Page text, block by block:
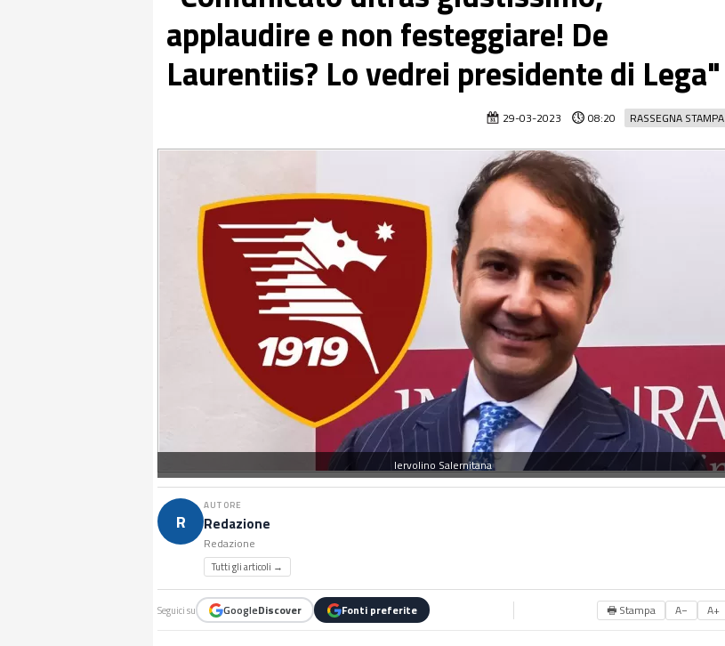
applaudire e non festeggiare! De
Laurentiis? Lo vedrei presidente di Lega"
RASSEGNA STAMPA
29-03-2023 08:20
Iervolino Salernitana
R
AUTORE
Redazione
Redazione
Tutti gli articoli →
Seguici su GoogleDiscover Fonti preferite 🖶 Stampa A− A+